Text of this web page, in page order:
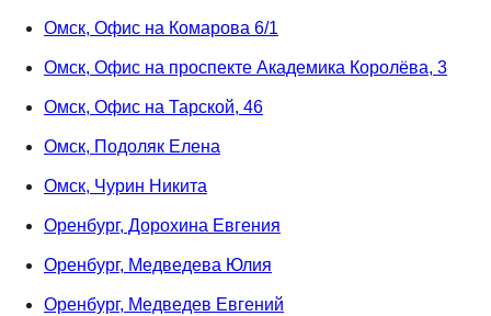
Омск, Офис на Комарова 6/1
Омск, Офис на проспекте Академика Королёва, 3
Омск, Офис на Тарской, 46
Омск, Подоляк Елена
Омск, Чурин Никита
Оренбург, Дорохина Евгения
Оренбург, Медведева Юлия
Оренбург, Медведев Евгений